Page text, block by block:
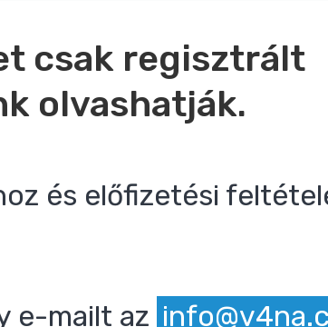
csak regisztrált
olvashatják.
és előfizetési
e-mailt az